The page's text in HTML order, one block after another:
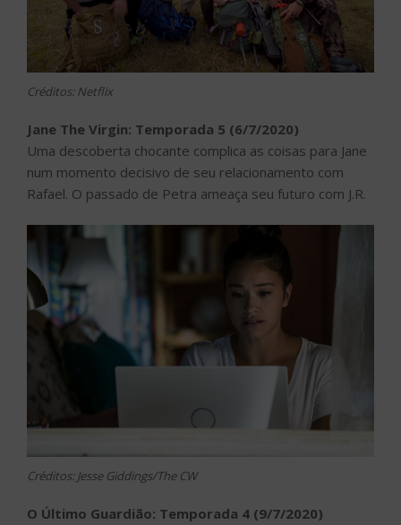
Créditos: Netflix
Jane The Virgin: Temporada 5 (6/7/2020)
Uma descoberta chocante complica as coisas para Jane
num momento decisivo de seu relacionamento com
Rafael. O passado de Petra ameaça seu futuro com J.R.
Créditos: Jesse Giddings/The CW
O Último Guardião: Temporada 4 (9/7/2020)